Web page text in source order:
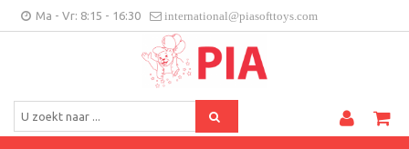
Ma - Vr: 8:15 - 16:30 international@piasofttoys.com
Klantenfeedback
BE/NL